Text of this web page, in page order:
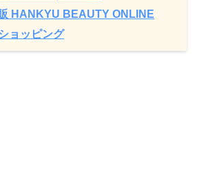
HANKYU BEAUTY ONLINE
ョッピング